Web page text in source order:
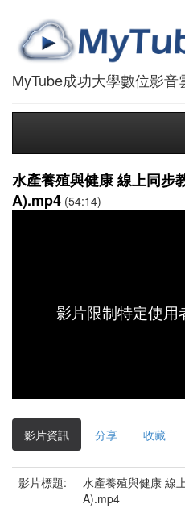
MyTube成功大學數位影音
水產養殖與健康 線上同步
A).mp4 (54:14)
影片限制特定使用
影片資訊 分享 收藏
影片標題:
水產養殖與健康 線
A).mp4